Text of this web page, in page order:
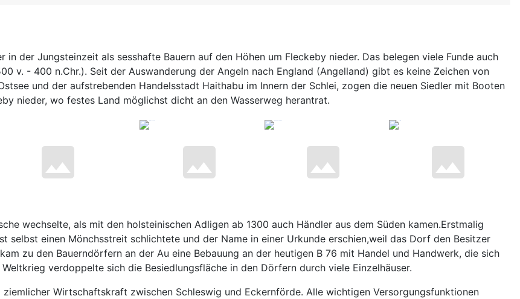
der Jungsteinzeit als sesshafte Bauern auf den Höhen um Fleckeby nieder. Das belegen viele Funde auch
v. - 400 n.Chr.). Seit der Auswanderung der Angeln nach England (Angelland) gibt es keine Zeichen von
und der aufstrebenden Handelsstadt Haithabu im Innern der Schlei, zogen die neuen Siedler mit Booten
nieder, wo festes Land möglichst dicht an den Wasserweg herantrat.
wechselte, als mit den holsteinischen Adligen ab 1300 auch Händler aus dem Süden kamen.Erstmalig
selbst einen Mönchsstreit schlichtete und der Name in einer Urkunde erschien,weil das Dorf den Besitzer
zu den Bauerndörfern an der Au eine Bebauung an der heutigen B 76 mit Handel und Handwerk, die sich
verdoppelte sich die Besiedlungsfläche in den Dörfern durch viele Einzelhäuser.
Wirtschaftskraft zwischen Schleswig und Eckernförde. Alle wichtigen Versorgungsfunktionen